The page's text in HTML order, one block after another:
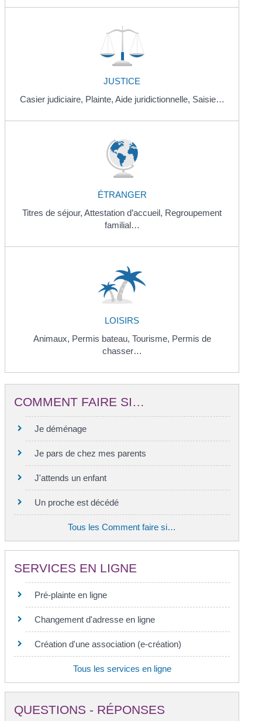
JUSTICE
Casier judiciaire, Plainte, Aide juridictionnelle, Saisie…
ÉTRANGER
Titres de séjour, Attestation d’accueil, Regroupement
familial…
LOISIRS
Animaux, Permis bateau, Tourisme, Permis de
chasser…
COMMENT FAIRE SI…
Je déménage
Je pars de chez mes parents
J'attends un enfant
Un proche est décédé
Tous les Comment faire si…
SERVICES EN LIGNE
Pré-plainte en ligne
Changement d'adresse en ligne
Création d'une association (e-création)
Tous les services en ligne
QUESTIONS - RÉPONSES